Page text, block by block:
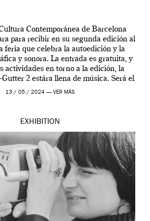
Contemporánea de Barcelona
para recibir en su segunda edición al
feria que celebra la autoedición y la
y sonora. La entrada es gratuita, y
actividades en torno a la edición, la
2 estára llena de música. Será el
[…]
13 / 05 / 2024 — VER MÁS
EXHIBITION